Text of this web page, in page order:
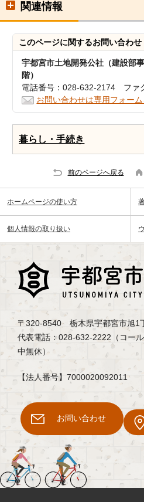
関連情報
このページに関するお問い合わせ
宇都宮市土地開発公社（建設部
階）
電話番号：028-632-2174 ファ
お問い合わせは専用フォーム
暮らし・手続き
前のページへ戻る
ホームページの使い方
個人情報の取り扱い
〒320-8540 栃木県宇都宮市旭1
代表電話：028-632-2222（コー
中無休）
【法人番号】7000020092011
お問い合わせ